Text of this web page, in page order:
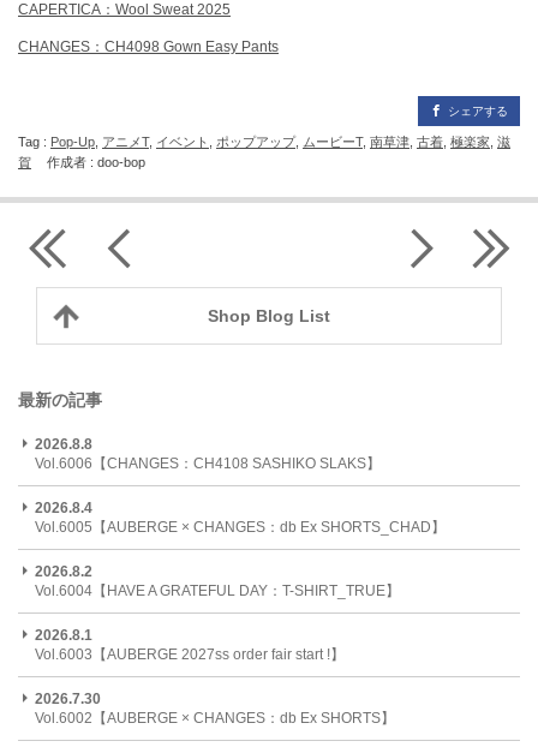
CAPERTICA：Wool Sweat 2025
CHANGES：CH4098 Gown Easy Pants
シェアする
Tag : Pop-Up アニメT, イベント ポップアップ, ムービーT, 南草津 古着 極楽家 滋
賀
作成者 : doo-bop
Shop Blog List
最新の記事
2026.8.8
Vol.6006【CHANGES：CH4108 SASHIKO SLAKS】
2026.8.4
Vol.6005【AUBERGE × CHANGES：db Ex SHORTS_CHAD】
2026.8.2
Vol.6004【HAVE A GRATEFUL DAY：T-SHIRT_TRUE】
2026.8.1
Vol.6003【AUBERGE 2027ss order fair start !】
2026.7.30
Vol.6002【AUBERGE × CHANGES：db Ex SHORTS】